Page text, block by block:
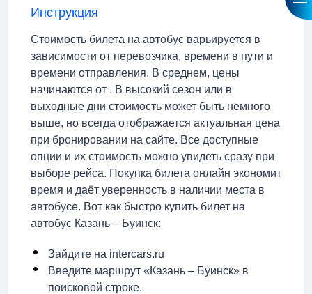
Инструкция
Стоимость билета на автобус варьируется в
зависимости от перевозчика, времени в пути и
времени отправления. В среднем, цены
начинаются от . В высокий сезон или в
выходные дни стоимость может быть немного
выше, но всегда отображается актуальная цена
при бронировании на сайте. Все доступные
опции и их стоимость можно увидеть сразу при
выборе рейса. Покупка билета онлайн экономит
время и даёт уверенность в наличии места в
автобусе. Вот как быстро купить билет на
автобус Казань – Буинск:
Зайдите на intercars.ru
Введите маршрут «Казань – Буинск» в
поисковой строке.